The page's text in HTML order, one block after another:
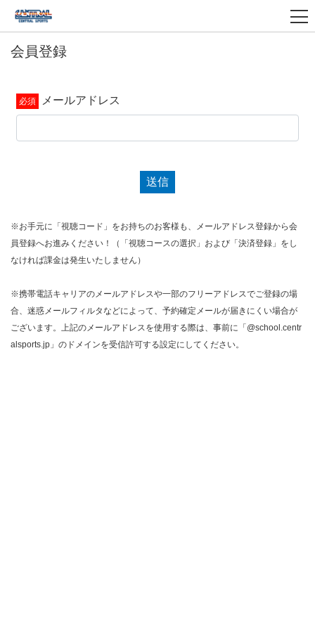
会員登録
メールアドレス
送信
※お手元に「視聴コード」をお持ちのお客様も、メールアドレス登録から会
員登録へお進みください！（「視聴コースの選択」および「決済登録」をし
なければ課金は発生いたしません）
※携帯電話キャリアのメールアドレスや一部のフリーアドレスでご登録の場
合、迷惑メールフィルタなどによって、予約確定メールが届きにくい場合が
ございます。上記のメールアドレスを使用する際は、事前に「@school.centr
alsports.jp」のドメインを受信許可する設定にしてください。